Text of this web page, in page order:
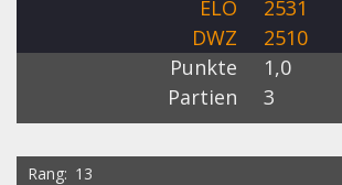
ELO
2531
DWZ
2510
Punkte
1,0
Partien
3
Rang 13